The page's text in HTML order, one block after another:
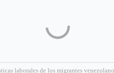
laborales de los migrantes